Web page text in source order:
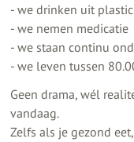
- we drinken uit plastic
- we nemen medicatie
- we staan continu
- we leven tussen
Geen drama, wél
vandaag.
Zelfs als je gezond